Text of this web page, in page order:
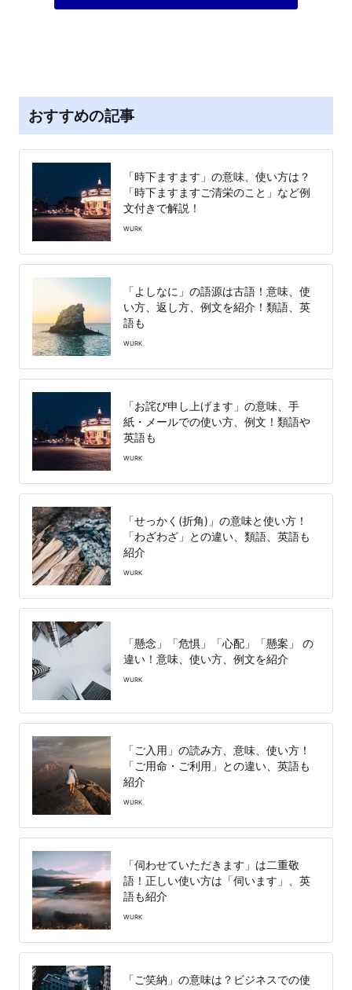
おすすめの記事
「時下ますます」の意味、使い方は？
「時下ますますご清栄のこと」など例
文付きで解説！
WURK
「よしなに」の語源は古語！意味、使
い方、返し方、例文を紹介！類語、英
語も
WURK
「お詫び申し上げます」の意味、手
紙・メールでの使い方、例文！類語や
英語も
WURK
「せっかく(折角)」の意味と使い方！
「わざわざ」との違い、類語、英語も
紹介
WURK
「懸念」「危惧」「心配」「懸案」 の
違い！意味、使い方、例文を紹介
WURK
「ご入用」の読み方、意味、使い方！
「ご用命・ご利用」との違い、英語も
紹介
WURK
「伺わせていただきます」は二重敬
語！正しい使い方は「伺います」、英
語も紹介
WURK
「ご笑納」の意味は？ビジネスでの使